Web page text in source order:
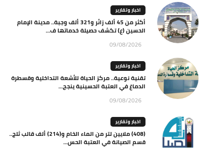
اخبار وتقارير
أكثر من 45 ألف زائر و321 ألف وجبة.. مدينة الإمام
الحسين (ع) تكشف حصيلة خدماتها ف...
09/08/2026
اخبار وتقارير
تقنية نوعية.. مركز الحياة للأشعة التداخلية وقسطرة
الدماغ في العتبة الحسينية ينجح...
09/08/2026
اخبار وتقارير
(408) ملايين لتر من الماء الخام و(214) ألف قالب ثلج..
قسم الصيانة في العتبة الحس...